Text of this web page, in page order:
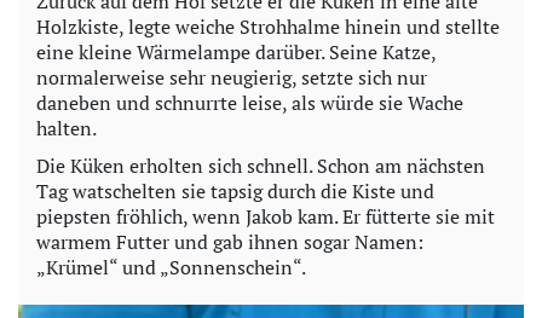
Holzkiste, legte weiche Strohhalme hinein und stellte
eine kleine Wärmelampe darüber. Seine Katze,
normalerweise sehr neugierig, setzte sich nur
daneben und schnurrte leise, als würde sie Wache
halten.
Die Küken erholten sich schnell. Schon am nächsten
Tag watschelten sie tapsig durch die Kiste und
piepsten fröhlich, wenn Jakob kam. Er fütterte sie mit
warmem Futter und gab ihnen sogar Namen:
„Krümel“ und „Sonnenschein“.